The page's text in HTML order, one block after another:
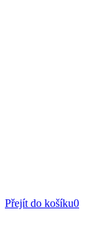
Přejít do košíku0